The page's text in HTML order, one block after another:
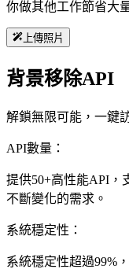
你做其他工作節省大
上傳照片
背景移除API
解鎖無限可能，一鍵
API數量：
提供50+高性能API，
不斷變化的需求。
系統穩定性：
系統穩定性超過99%